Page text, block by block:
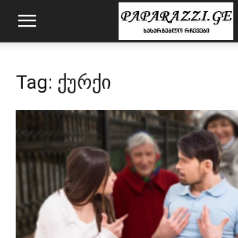
Tag: ქურქი